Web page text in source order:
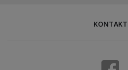
KONTAKT